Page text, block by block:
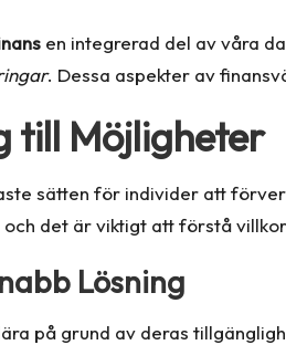
en integrerad del av våra
. Dessa aspekter av
till Möjligheter
sätten för individer att
det är viktigt att förstå
Lösning
på grund av deras